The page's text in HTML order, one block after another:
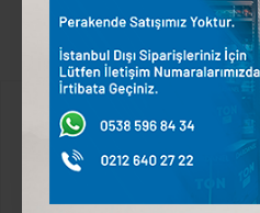
Kurumsal
Üyelik İşlemleri